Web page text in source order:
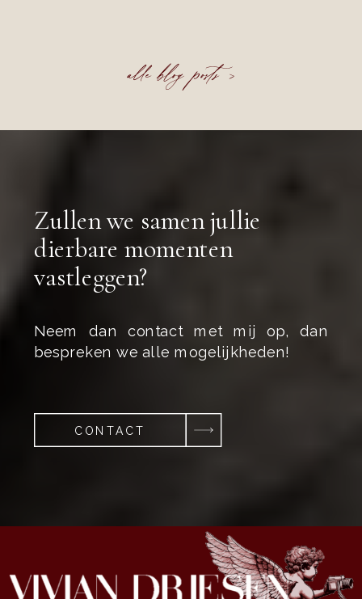
alle blog posts >
CONTACT
Neem dan contact met mij op, dan
bespreken we alle mogelijkheden!
Zullen we samen jullie
dierbare momenten
vastleggen?